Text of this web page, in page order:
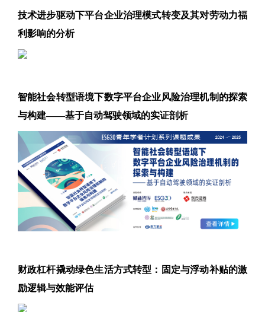
技术进步驱动下平台企业治理模式转变及其对劳动力福
利影响的分析
智能社会转型语境下数字平台企业风险治理机制的探索
与构建——基于自动驾驶领域的实证剖析
财政杠杆撬动绿色生活方式转型：固定与浮动补贴的激
励逻辑与效能评估